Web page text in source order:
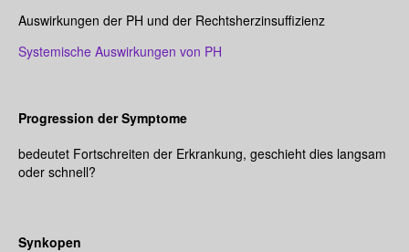
Auswirkungen der PH und der Rechtsherzinsuffizienz
Systemische Auswirkungen von PH
Progression der Symptome
bedeutet Fortschreiten der Erkrankung, geschieht dies langsam
oder schnell?
Synkopen